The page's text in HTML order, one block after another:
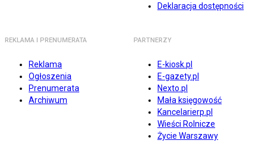
Deklaracja dostępności
REKLAMA I PRENUMERATA
Reklama
Ogłoszenia
Prenumerata
Archiwum
PARTNERZY
E-kiosk.pl
E-gazety.pl
Nexto.pl
Mała księgowość
Kancelarierp.pl
Wieści Rolnicze
Życie Warszawy